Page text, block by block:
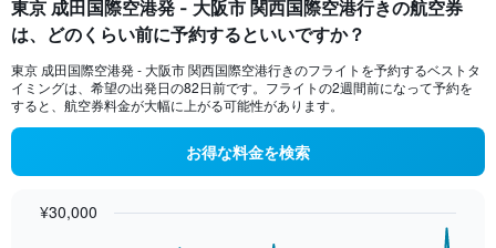
Range:
2
The
chart
has
axis
displaying
values.
東京 成田国際空港発 - 大阪市 関西国際空港行きの航空券
は、どのくらい前に予約するといいですか？
東京 成田国際空港​発 - 大阪市 関西国際空港​行きのフライトを予約するベストタ
イミングは、希望の出発日の82日前です。フライトの2週間前になって予約を
すると、航空券料金が大幅に上がる可能性があります。
お得な料金を検索
¥30,000